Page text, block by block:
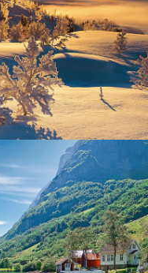
gold